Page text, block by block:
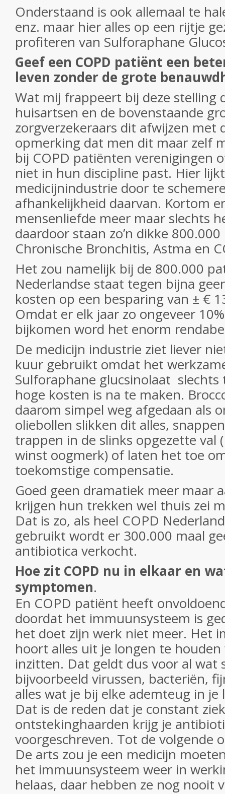
Onderstaand is ook allemaal te
enz. maar hier alles op een rijtje
profiteren van Sulforaphane
Geef een COPD patiënt een
leven zonder de grote
Wat mij frappeert bij deze stelling
huisartsen en de bovenstaande
zorgverzekeraars dit afwijzen met
opmerking dat men dit maar zelf
bij COPD patiënten verenigingen
niet in hun discipline past. Hier
medicijnindustrie door te
afhankelijkheid daarvan. Kortom
mensenliefde meer maar slechts
daardoor staan zo’n dikke
Chronische Bronchitis, Astma en
Het zou namelijk bij de 800.000
Nederlandse staat tegen bijna
kosten op een besparing van ± €
Omdat er elk jaar zo ongeveer
bijkomen word het enorm
De medicijn industrie ziet liever
kuur gebruikt omdat het
Sulforaphane glucsinolaat slechts
hoge kosten is na te maken.
daarom simpel weg afgedaan als
oliebollen slikken dit alles,
trappen in de slinks opgezette val
winst oogmerk) of laten het toe
toekomstige compensatie.
Goed geen dramatiek meer maar
krijgen hun trekken wel thuis zei
Dat is zo, als heel COPD
gebruikt wordt er 300.000 maal
antibiotica verkocht.
Hoe zit COPD nu in elkaar en
symptomen.
En COPD patiënt heeft
doordat het immuunsysteem is
het doet zijn werk niet meer. Het
hoort alles uit je longen te
inzitten. Dat geldt dus voor al wat
bijvoorbeeld virussen, bacteriën,
alles wat je bij elke ademteug in
Dat is de reden dat je constant
ontstekinghaarden krijg je
voorgeschreven. Tot de volgende
De arts zou je een medicijn
het immuunsysteem weer in
helaas, daar hebben ze nog nooit